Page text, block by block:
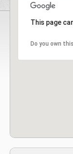
This page
Do you own